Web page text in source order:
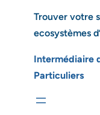
Trouver votre
ecosystèmes
Intermédiaire
Particuliers